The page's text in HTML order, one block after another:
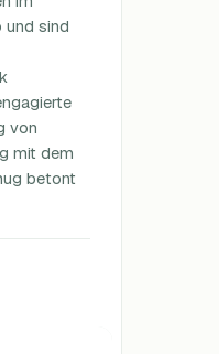
und sind
von
mit dem
betont